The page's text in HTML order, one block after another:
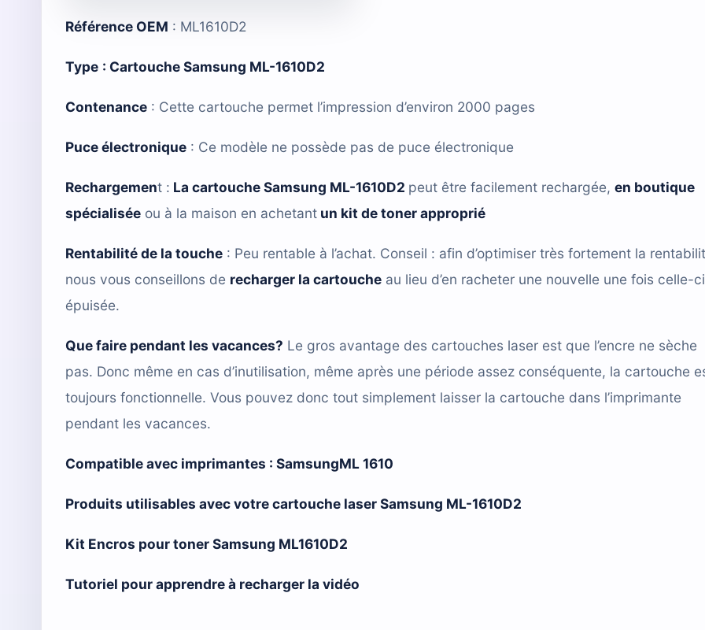
Référence OEM : ML1610D2
Type : Cartouche Samsung ML-1610D2
Contenance : Cette cartouche permet l’impression d’environ 2000 pages
Puce électronique : Ce modèle ne possède pas de puce électronique
Rechargement : La cartouche Samsung ML-1610D2 peut être facilement rechargée, en boutique
spécialisée ou à la maison en achetant un kit de toner approprié
Rentabilité de la touche : Peu rentable à l’achat. Conseil : afin d’optimiser très fortement la
nous vous conseillons de recharger la cartouche au lieu d’en racheter une nouvelle une fois celle-ci
épuisée.
Que faire pendant les vacances? Le gros avantage des cartouches laser est que l’encre ne sèche
pas. Donc même en cas d’inutilisation, même après une période assez conséquente, la cartouche
toujours fonctionnelle. Vous pouvez donc tout simplement laisser la cartouche dans l’imprimante
pendant les vacances.
Compatible avec imprimantes : SamsungML 1610
Produits utilisables avec votre cartouche laser Samsung ML-1610D2
Kit Encros pour toner Samsung ML1610D2
Tutoriel pour apprendre à recharger la vidéo